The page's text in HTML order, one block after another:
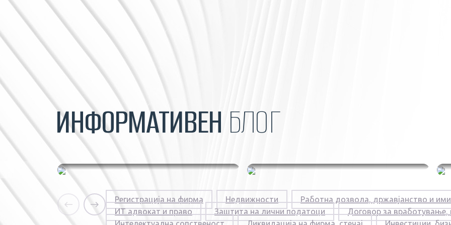
ИНФОРМАТИВЕН БЛОГ
Енергетика и
обновлива енергија
Нов предлог закон
за парнична
Регистрација на фирма Недвижности Работна дозвола, државјанство и
ИТ адвокат и право
Заштита на лични податоци
Договор за вработување,